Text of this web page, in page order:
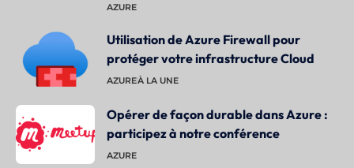
AZURE
Utilisation de Azure Firewall pour
protéger votre infrastructure Cloud
AZUREÀ LA UNE
Opérer de façon durable dans Azure :
participez à notre conférence
AZURE